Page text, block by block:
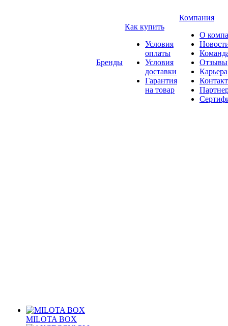
MILOTA BOX
Бренды
Как купить
Условия
оплаты
Условия
доставки
Гарантия
на товар
Компания
О
Отзывы
Карьера